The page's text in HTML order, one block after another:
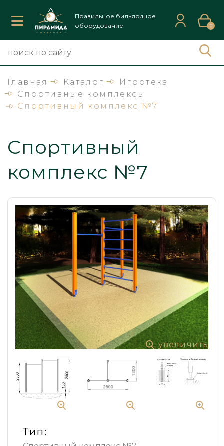
Правильное бильярдное
оборудование
0
Главная Каталог
Игротека
Спортивные комплексы
Спортивный комплекс №7
Спортивный
комплекс №7
увеличить
Тип: